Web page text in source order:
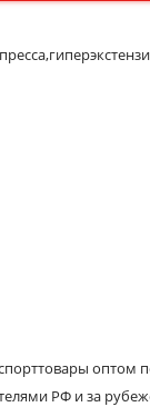
оптом
РФ и за